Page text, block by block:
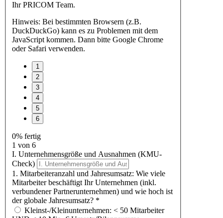
Ihr PRICOM Team.
Hinweis: Bei bestimmten Browsern (z.B.
DuckDuckGo) kann es zu Problemen mit dem
JavaScript kommen. Dann bitte Google Chrome
oder Safari verwenden.
0% fertig
1 von 6
I. Unternehmensgröße und Ausnahmen (KMU-
Check)
1. Mitarbeiteranzahl und Jahresumsatz: Wie viele
Mitarbeiter beschäftigt Ihr Unternehmen (inkl.
verbundener Partnerunternehmen) und wie hoch ist
der globale Jahresumsatz? *
Kleinst-/Kleinunternehmen: < 50 Mitarbeiter